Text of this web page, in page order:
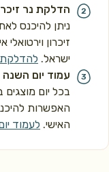
הדלקת נר
ניתן להיכנס
זיכרון
ישראל. להדלקת
עמוד יום
בכל יום
האפשרות
האישי. לעמוד